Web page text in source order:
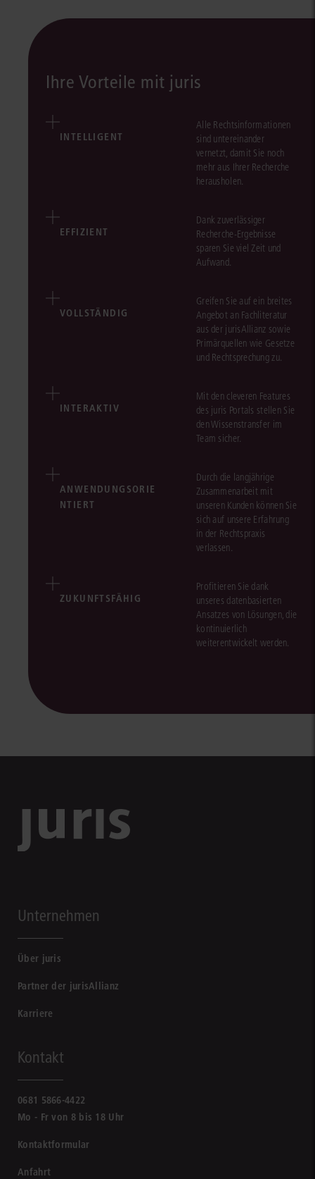
Ihre Vorteile mit juris
INTELLIGENT
Alle Rechtsinformationen
sind untereinander
vernetzt, damit Sie noch
mehr aus Ihrer Recherche
herausholen.
EFFIZIENT
Dank zuverlässiger
Recherche-Ergebnisse
sparen Sie viel Zeit und
Aufwand.
VOLLSTÄNDIG
Greifen Sie auf ein breites
Angebot an Fachliteratur
aus der jurisAllianz sowie
Primärquellen wie Gesetze
und Rechtsprechung zu.
INTERAKTIV
Mit den cleveren Features
des juris Portals stellen Sie
den Wissenstransfer im
Team sicher.
ANWENDUNGSORIE
NTIERT
Durch die langjährige
Zusammenarbeit mit
unseren Kunden können Sie
sich auf unsere Erfahrung
in der Rechtspraxis
verlassen.
ZUKUNFTSFÄHIG
Profitieren Sie dank
unseres datenbasierten
Ansatzes von Lösungen, die
kontinuierlich
weiterentwickelt werden.
Unternehmen
Über juris
Partner der jurisAllianz
Karriere
Kontakt
0681 5866-4422
Mo - Fr von 8 bis 18 Uhr
Kontaktformular
Anfahrt